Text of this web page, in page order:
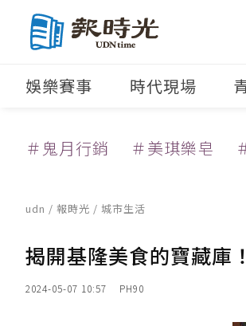
娛樂賽事 時代現場
＃鬼月行銷 ＃美琪樂皂
udn / 報時光 / 城市生活
揭開基隆美食的寶藏庫
2024-05-07 10:57 PH90